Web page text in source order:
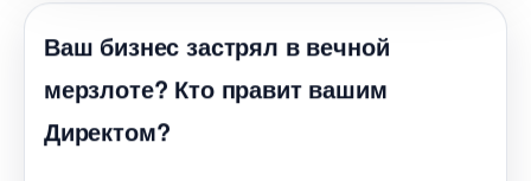
аш бизнес застрял в вечной
мерзлоте? Кто правит вашим
Директом?